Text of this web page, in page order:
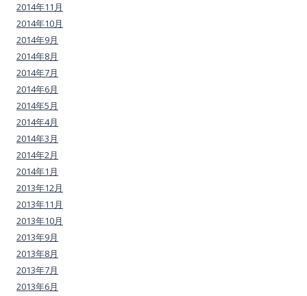
2014年11月
2014年10月
2014年9月
2014年8月
2014年7月
2014年6月
2014年5月
2014年4月
2014年3月
2014年2月
2014年1月
2013年12月
2013年11月
2013年10月
2013年9月
2013年8月
2013年7月
2013年6月